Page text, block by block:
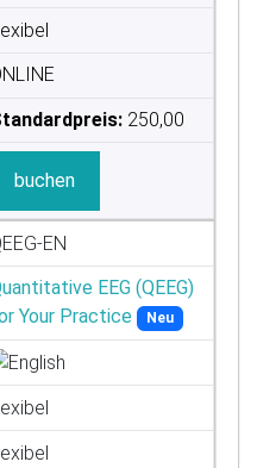
250,00
buchen
EN
EEG (QEEG)
Your Practice
Neu